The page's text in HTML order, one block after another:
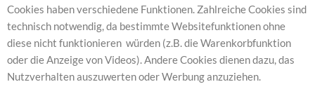
Cookies haben verschiedene Funktionen. Zahlreiche Cookies sind
technisch notwendig, da bestimmte Websitefunktionen ohne
diese nicht funktionieren würden (z.B. die Warenkorbfunktion
oder die Anzeige von Videos). Andere Cookies dienen dazu, das
Nutzverhalten auszuwerten oder Werbung anzuziehen.